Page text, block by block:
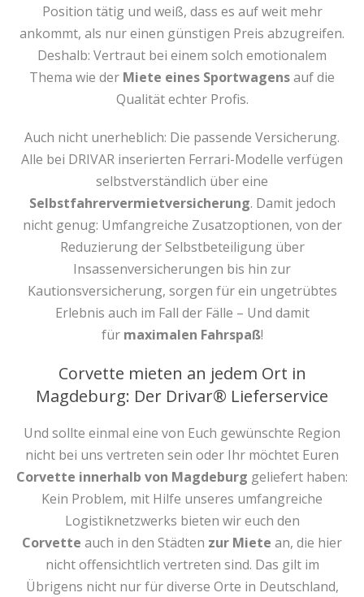
Position tätig und weiß, dass es auf weit mehr
ankommt, als nur einen günstigen Preis abzugreifen.
Deshalb: Vertraut bei einem solch emotionalem
Thema wie der Miete eines Sportwagensauf die
Qualität echter Profis.
Auch nicht unerheblich: Die passende Versicherung.
Alle bei DRIVAR inserierten Ferrari-Modelle verfügen
selbstverständlich über eine
Selbstfahrervermietversicherung. Damit jedoch
nicht genug: Umfangreiche Zusatzoptionen, von der
Reduzierung der Selbstbeteiligung über
Insassenversicherungen bis hin zur
Kautionsversicherung, sorgen für ein ungetrübtes
Erlebnis auch im Fall der Fälle – Und damit
für maximalen Fahrspaß!
Corvette mieten an jedem Ort in
Magdeburg: Der Drivar® Lieferservice
Und sollte einmal eine von Euch gewünschte Region
nicht bei uns vertreten sein oder Ihr möchtet Euren
Corvette innerhalb von Magdeburg geliefert haben:
Kein Problem, mit Hilfe unseres umfangreiche
Logistiknetzwerks bieten wir euch den
Corvette auch in den Städten zur Miete an, die hier
nicht offensichtlich vertreten sind. Das gilt im
Übrigens nicht nur für diverse Orte in Deutschland,